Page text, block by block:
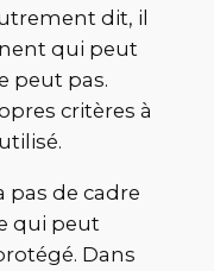
dit, il
qui peut
peut pas.
critères à
pas de cadre
qui peut
Dans